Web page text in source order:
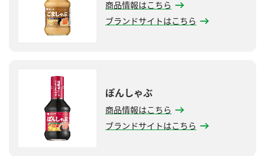
商品情報はこちら
ブランドサイトはこちら
ぽんしゃぶ
商品情報はこちら
ブランドサイトはこちら